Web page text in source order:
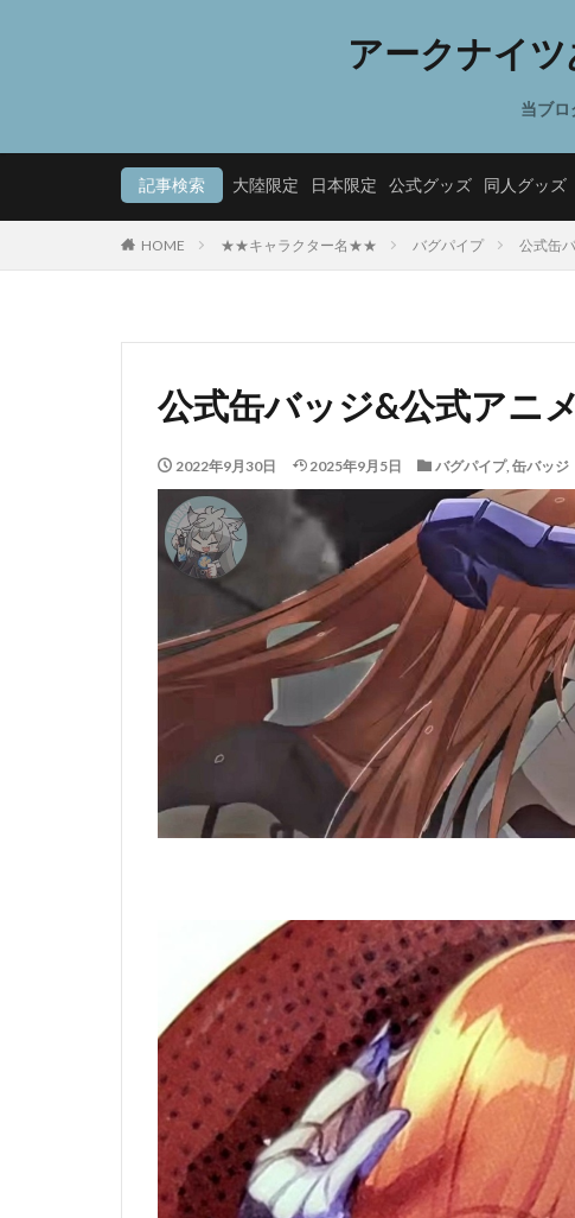
アークナイ
当ブロ
記事検索 大陸限定 日本限定 公式グッズ 同人グッズ
HOME ★★キャラクター名★★ バグパイプ 公式缶
公式缶バッジ&公式アニ
2022年9月30日 2025年9月5日 バグパイプ, 缶バッジ